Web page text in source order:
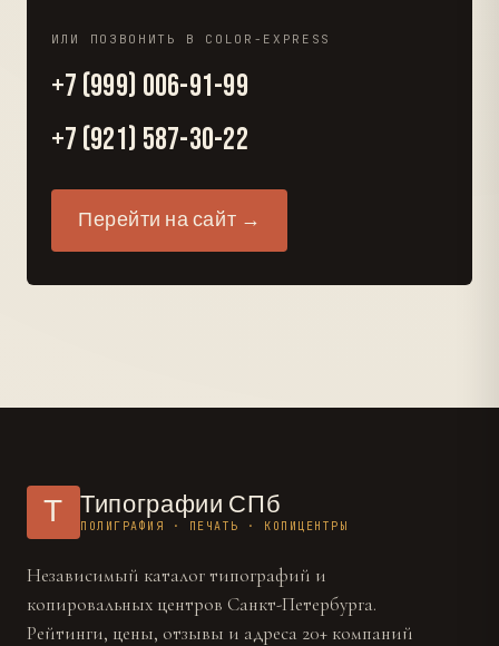
ИЛИ ПОЗВОНИТЬ В COLOR-EXPRESS
+7 (999) 006-91-99
+7 (921) 587-30-22
Перейти на сайт →
Т Типографии СПб
ПОЛИГРАФИЯ · ПЕЧАТЬ · КОПИЦЕНТРЫ
Независимый каталог типографий и
копировальных центров Санкт-Петербурга.
Рейтинги, цены, отзывы и адреса 20+ компаний